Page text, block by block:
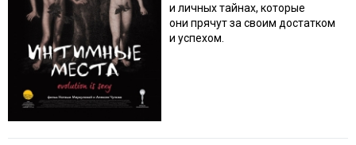
и личных тайнах, которые
они прячут за своим достатком
и успехом.